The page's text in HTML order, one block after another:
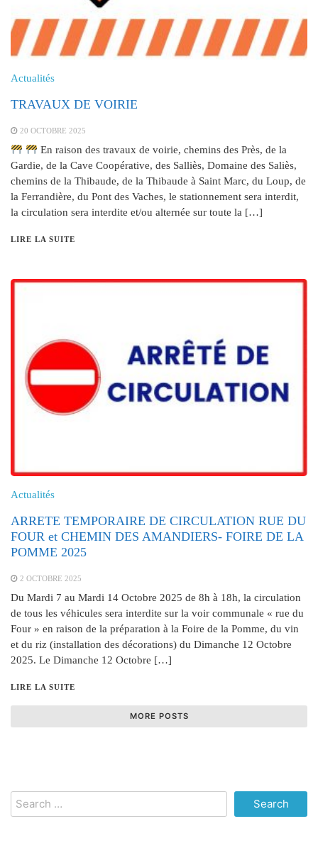
Actualités
TRAVAUX DE VOIRIE
20 OCTOBRE 2025
En raison des travaux de voirie, chemins des Près, de la
Gardie, de la Cave Coopérative, des Salliès, Domaine des Saliès,
chemins de la Thibaude, de la Thibaude à Saint Marc, du Loup, de
la Ferrandière, du Pont des Vaches, le stationnement sera interdit,
la circulation sera interdite et/ou alternée sur toute la […]
LIRE LA SUITE
Actualités
ARRETE TEMPORAIRE DE CIRCULATION RUE DU
FOUR et CHEMIN DES AMANDIERS- FOIRE DE LA
POMME 2025
2 OCTOBRE 2025
Du Mardi 7 au Mardi 14 Octobre 2025 de 8h à 18h, la circulation
de tous les véhicules sera interdite sur la voir communale « rue du
Four » en raison de la préparation à la Foire de la Pomme, du vin
et du riz (installation des décorations) du Dimanche 12 Octobre
2025. Le Dimanche 12 Octobre […]
LIRE LA SUITE
MORE POSTS
Search
for: